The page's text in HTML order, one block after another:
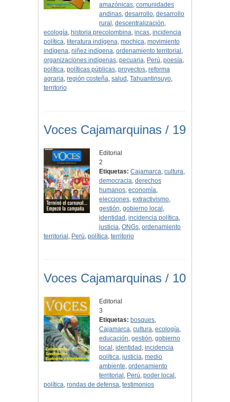
amazónicas,comunidades
andinas,desarrollo,desarrollo
rural ,descentralización,
ecología, historia precolombina, incas, incidencia
política, literatura indígena, mochica, movimiento
indígena, niñez indígena, ordenamiento territorial ,
organizaciones indígenas, pecuaria, Perú, poesía,
política, políticas públicas, proyectos, reforma
agraria, región costeña, salud , Tahuantinsuyo,
territorio
Voces Cajamarquinas / 19
Editorial
2
Etiquetas: Cajamarca,cultura,
democracia,derechos
humanos,economía,
elecciones,extractivismo,
gestión,gobierno local ,
identidad ,incidencia política,
justicia,ONGs,ordenamiento
territorial , Perú, política, territorio
Voces Cajamarquinas / 10
Editorial
3
Etiquetas: bosques,
Cajamarca,cultura,ecología,
educación,gestión,gobierno
local ,identidad ,incidencia
política,justicia,medio
ambiente,ordenamiento
territorial , Perú,poder local ,
política, rondas de defensa, testimonios